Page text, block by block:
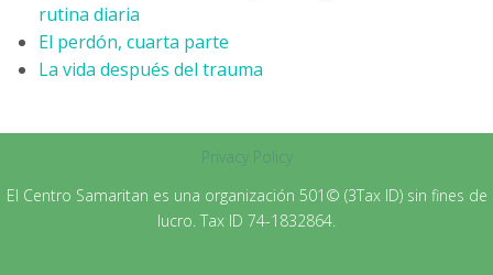
rutina diaria
El perdón, cuarta parte
La vida después del trauma
Privacy Policy
El Centro Samaritan es una organización 501© (3Tax ID) sin fines de
lucro. Tax ID 74-1832864.